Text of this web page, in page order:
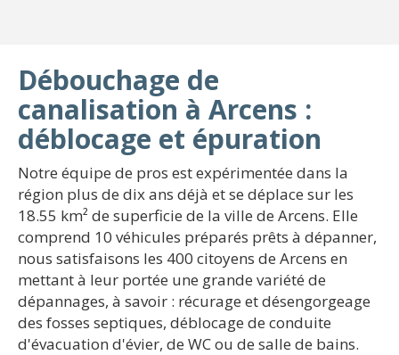
Débouchage de
canalisation à Arcens :
déblocage et épuration
Notre équipe de pros est expérimentée dans la
région plus de dix ans déjà et se déplace sur les
18.55 km² de superficie de la ville de Arcens. Elle
comprend 10 véhicules préparés prêts à dépanner,
nous satisfaisons les 400 citoyens de Arcens en
mettant à leur portée une grande variété de
dépannages, à savoir : récurage et désengorgeage
des fosses septiques, déblocage de conduite
d'évacuation d'évier, de WC ou de salle de bains.